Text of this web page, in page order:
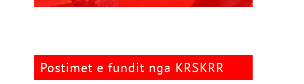
Postimet e fundit nga KRSKRR